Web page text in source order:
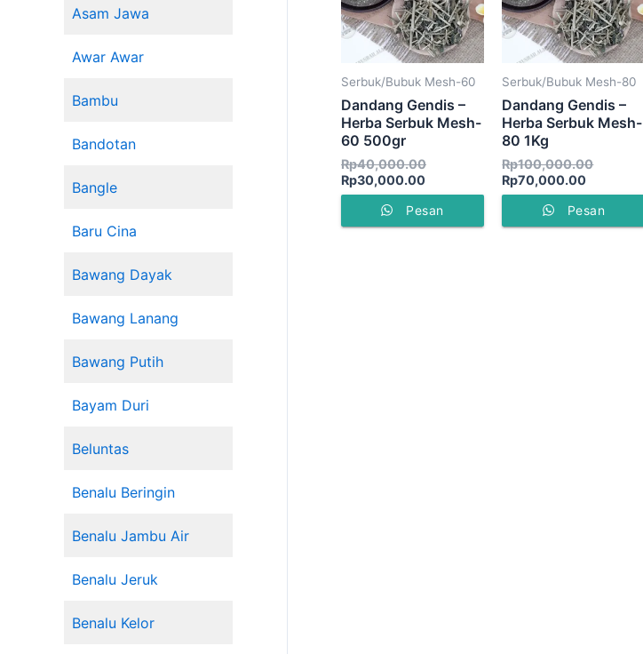
Asam Jawa
Awar Awar
Bambu
Bandotan
Bangle
Baru Cina
Bawang Dayak
Bawang Lanang
Bawang Putih
Bayam Duri
Beluntas
Benalu Beringin
Benalu Jambu Air
Benalu Jeruk
Benalu Kelor
Serbuk/Bubuk Mesh-60
Dandang Gendis –
Herba Serbuk Mesh-
60 500gr
Rp40,000.00
Rp30,000.00
Pesan
Serbuk/Bubuk Mesh-80
Dandang Gendis –
Herba Serbuk Mesh-
80 1Kg
Rp100,000.00
Rp70,000.00
Pesan